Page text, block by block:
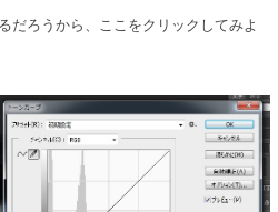
だろうから、ここをクリックしてみよ